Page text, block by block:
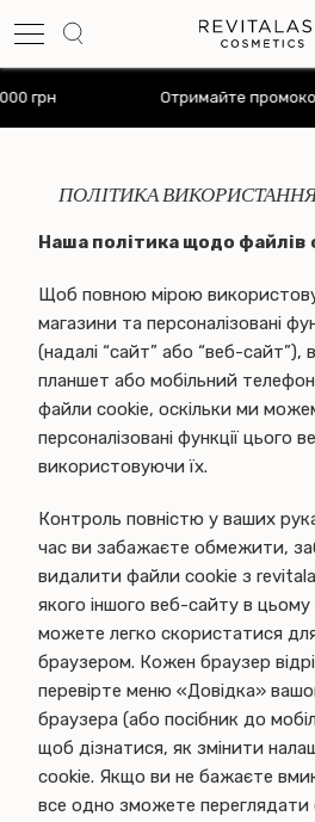
Отримайте промокод на знижку -
ПОЛІТИКА ВИКОРИСТАННЯ
Наша політика щодо файлів
Щоб повною мірою
магазини та персоналізовані
(надалі “сайт” або “веб-сайт”),
планшет або мобільний
файли cookie, оскільки ми
персоналізовані функції цього
використовуючи їх.
Контроль повністю у ваших
час ви забажаєте обмежити,
видалити файли cookie з
якого іншого веб-сайту в цьому
можете легко скористатися
браузером. Кожен браузер
перевірте меню «Довідка»
браузера (або посібник до
щоб дізнатися, як змінити
cookie. Якщо ви не бажаєте
все одно зможете переглядати